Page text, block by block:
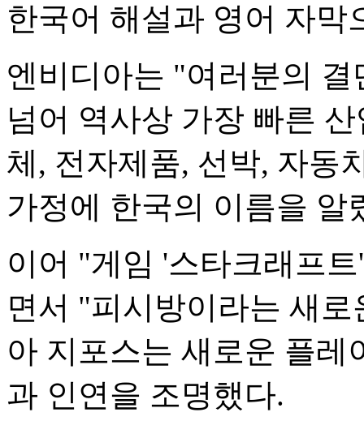
한국어 해설과 영어 자막
엔비디아는 "여러분의
넘어 역사상 가장 빠른
체, 전자제품, 선박, 자동
가정에 한국의 이름을 알
이어 "게임 '스타크래프
면서 "피시방이라는 새
아 지포스는 새로운 플
과 인연을 조명했다.